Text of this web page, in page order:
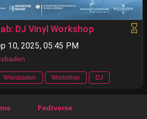
DJ Vinyl Workshop
10, 2025, 05:45 PM
Wiesbaden Workshop DJ
Fediverse